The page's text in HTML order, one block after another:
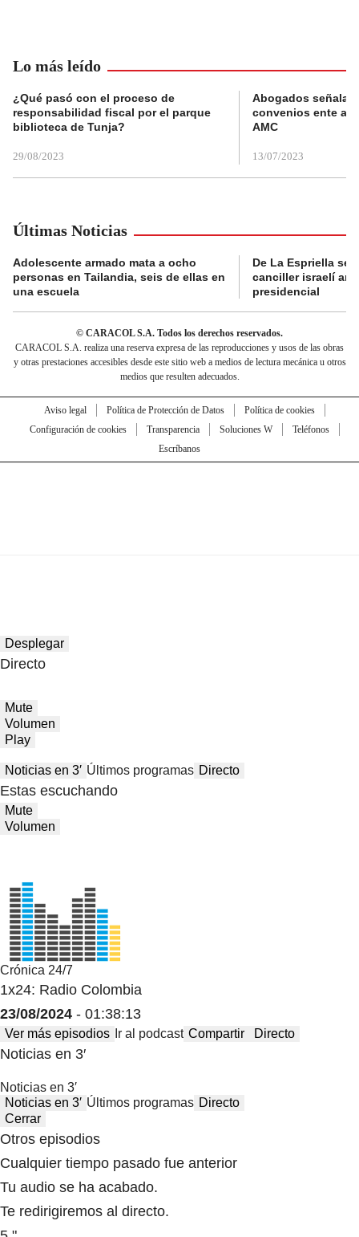
Lo más leído
¿Qué pasó con el proceso de
responsabilidad fiscal por el parque
biblioteca de Tunja?
29/08/2023
Abogados
convenios ente
AMC
13/07/2023
Últimas Noticias
Adolescente armado mata a ocho
personas en Tailandia, seis de ellas en
una escuela
De La Espriella se
canciller israelí
presidencial
© CARACOL S.A. Todos los derechos reservados.
CARACOL S.A. realiza una reserva expresa de las reproducciones y usos de las obras
y otras prestaciones accesibles desde este sitio web a medios de lectura mecánica u otros
medios que resulten adecuados.
Aviso legal Política de Protección de Datos
Política de cookies
Configuración de cookies
Transparencia Soluciones W
Teléfonos
Escríbanos
Desplegar
Directo
Mute
Volumen
Play
Noticias en 3′ Últimos programas Directo
Estas escuchando
Mute
Volumen
Crónica 24/7
1x24: Radio Colombia
23/08/2024 - 01:38:13
Ver más episodios Ir al podcast Compartir Directo
Noticias en 3′
Noticias en 3′
Noticias en 3′ Últimos programas Directo
Cerrar
Otros episodios
Cualquier tiempo pasado fue anterior
Tu audio se ha acabado.
Te redirigiremos al directo.